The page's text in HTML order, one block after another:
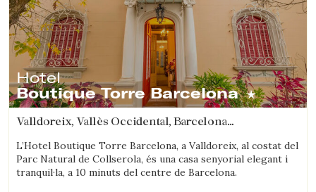
Hotel
Boutique Torre Barcelona
Valldoreix, Vallès Occidental, Barcelona
L’Hotel Boutique Torre Barcelona, a Valldoreix, al costat del
Parc Natural de Collserola, és una casa senyorial elegant i
tranquil·la, a 10 minuts del centre de Barcelona.